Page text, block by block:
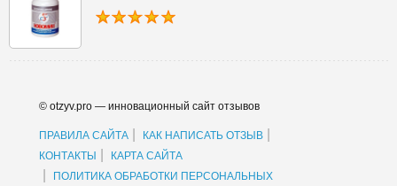
© otzyv.pro — инновационный сайт отзывов
ПРАВИЛА САЙТА КАК НАПИСАТЬ ОТЗЫВ
КОНТАКТЫ КАРТА САЙТА
ПОЛИТИКА ОБРАБОТКИ ПЕРСОНАЛЬНЫХ